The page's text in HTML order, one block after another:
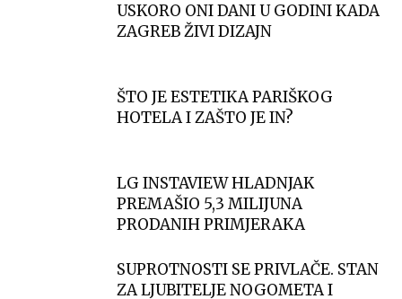
USKORO ONI DANI U GODINI KADA
ZAGREB ŽIVI DIZAJN
ŠTO JE ESTETIKA PARIŠKOG
HOTELA I ZAŠTO JE IN?
LG INSTAVIEW HLADNJAK
PREMAŠIO 5,3 MILIJUNA
PRODANIH PRIMJERAKA
SUPROTNOSTI SE PRIVLAČE. STAN
ZA LJUBITELJE NOGOMETA I